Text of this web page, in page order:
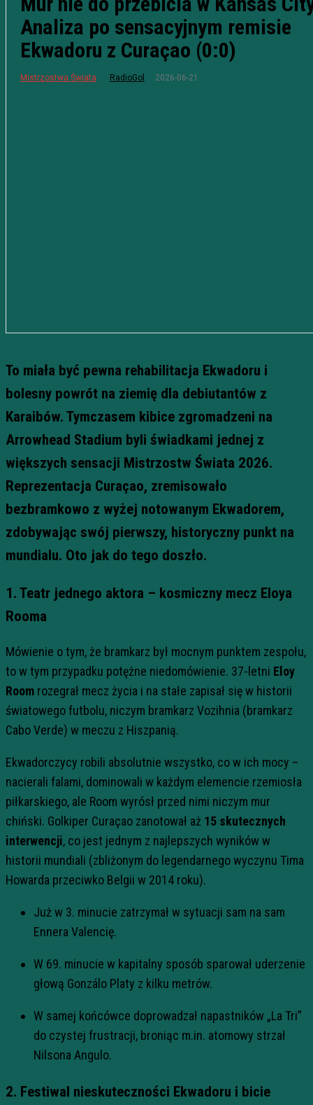
Analiza po sensacyjnym remisie
Ekwadoru z Curaçao (0:0)
Mistrzostwa Świata RadioGol 2026-06-21
To miała być pewna rehabilitacja Ekwadoru i
bolesny powrót na ziemię dla debiutantów z
Karaibów. Tymczasem kibice zgromadzeni na
Arrowhead Stadium byli świadkami jednej z
większych sensacji Mistrzostw Świata 2026.
Reprezentacja Curaçao, zremisowało
bezbramkowo z wyżej notowanym Ekwadorem,
zdobywając swój pierwszy, historyczny punkt na
mundialu. Oto jak do tego doszło.
1. Teatr jednego aktora – kosmiczny mecz Eloya
Rooma
Mówienie o tym, że bramkarz był mocnym punktem zespołu,
to w tym przypadku potężne niedomówienie. 37-letni Eloy
Room rozegrał mecz życia i na stałe zapisał się w historii
światowego futbolu, niczym bramkarz Vozihnia (bramkarz
Cabo Verde) w meczu z Hiszpanią.
Ekwadorczycy robili absolutnie wszystko, co w ich mocy –
nacierali falami, dominowali w każdym elemencie rzemiosła
piłkarskiego, ale Room wyrósł przed nimi niczym mur
chiński. Golkiper Curaçao zanotował aż 15 skutecznych
interwencji, co jest jednym z najlepszych wyników w
historii mundiali (zbliżonym do legendarnego wyczynu Tima
Howarda przeciwko Belgii w 2014 roku).
Już w 3. minucie zatrzymał w sytuacji sam na sam
Ennera Valencię.
W 69. minucie w kapitalny sposób sparował uderzenie
głową Gonzálo Platy z kilku metrów.
W samej końcówce doprowadzał napastników „La Tri”
do czystej frustracji, broniąc m.in. atomowy strzał
Nilsona Angulo.
2. Festiwal nieskuteczności Ekwadoru i bicie